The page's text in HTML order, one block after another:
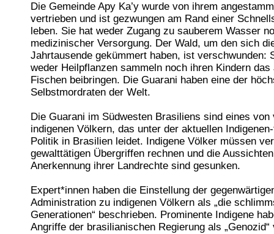
Die Gemeinde Apy Ka’y wurde von ihrem
vertrieben und ist gezwungen am Rand einer
leben. Sie hat weder Zugang zu sauberem Wasser
medizinischer Versorgung. Der Wald, um den sich
Jahrtausende gekümmert haben, ist verschwunden:
weder Heilpflanzen sammeln noch ihren Kindern das
Fischen beibringen. Die Guarani haben eine der
Selbstmordraten der Welt.
Die Guarani im Südwesten Brasiliens sind eines von
indigenen Völkern, das unter der aktuellen
Politik in Brasilien leidet. Indigene Völker müssen
gewalttätigen Übergriffen rechnen und die
Anerkennung ihrer Landrechte sind gesunken.
Expert*innen haben die Einstellung der
Administration zu indigenen Völkern als „die
Generationen“ beschrieben. Prominente Indigene
Angriffe der brasilianischen Regierung als